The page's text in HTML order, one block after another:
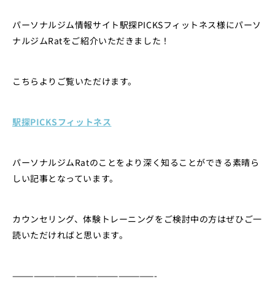
パーソナルジム情報サイト駅探PICKSフィットネス様にパーソ
ナルジムRatをご紹介いただきました！
こちらよりご覧いただけます。
駅探PICKSフィットネス
パーソナルジムRatのことをより深く知ることができる素晴ら
しい記事となっています。
カウンセリング、体験トレーニングをご検討中の方はぜひご一
読いただければと思います。
————————————————————-